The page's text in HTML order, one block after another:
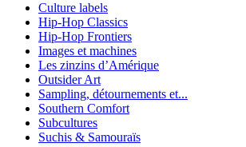
Culture labels
Hip-Hop Classics
Hip-Hop Frontiers
Images et machines
Les zinzins d’Amérique
Outsider Art
Sampling, détournements et...
Southern Comfort
Subcultures
Suchis & Samouraïs